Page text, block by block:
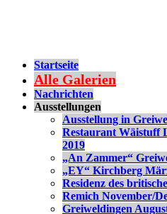
Startseite
Alle Galerien
Nachrichten
Ausstellungen
Ausstellung in
Restaurant Wäistuff
2019
„An Zammer“
„EY“ Kirchberg
Residenz des
Remich November/
Greiweldingen